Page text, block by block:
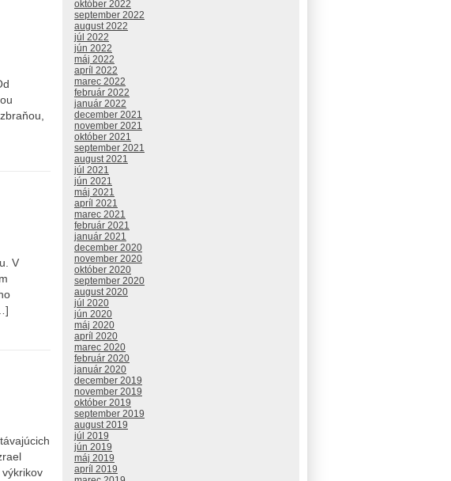
V
október 2022
september 2022
august 2022
júl 2022
jún 2022
máj 2022
apríl 2022
marec 2022
február 2022
január 2022
december 2021
november 2021
október 2021
september 2021
august 2021
júl 2021
jún 2021
máj 2021
apríl 2021
marec 2021
február 2021
január 2021
december 2020
november 2020
október 2020
september 2020
august 2020
júl 2020
jún 2020
máj 2020
apríl 2020
marec 2020
február 2020
január 2020
december 2019
november 2019
október 2019
september 2019
august 2019
júl 2019
jún 2019
máj 2019
apríl 2019